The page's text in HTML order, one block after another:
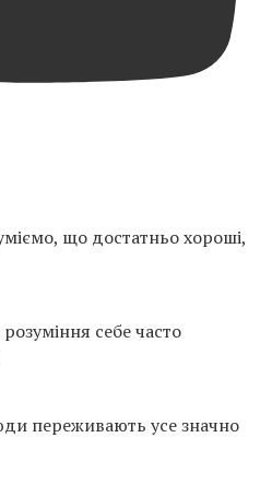
що достатньо хороші,
себе часто
переживають усе значно